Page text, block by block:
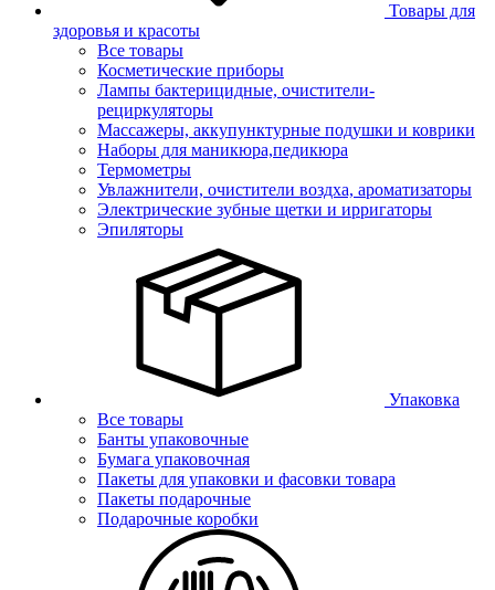
Товары для
здоровья и красоты
Все товары
Косметические приборы
Лампы бактерицидные, очистители-
рециркуляторы
Массажеры, аккупунктурные подушки и коврики
Наборы для маникюра,педикюра
Термометры
Увлажнители, очистители воздха, ароматизаторы
Электрические зубные щетки и ирригаторы
Эпиляторы
Упаковка
Все товары
Банты упаковочные
Бумага упаковочная
Пакеты для упаковки и фасовки товара
Пакеты подарочные
Подарочные коробки